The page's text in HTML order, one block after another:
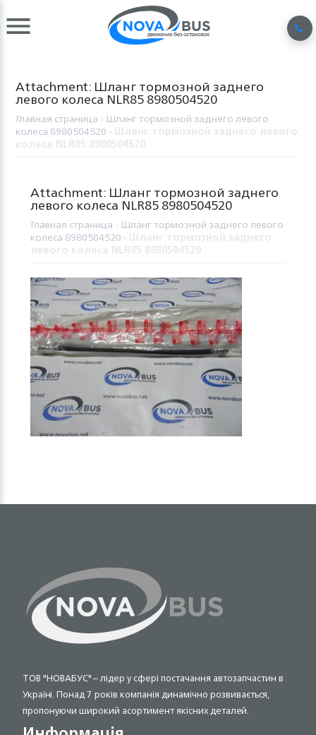
Attachment: Шланг тормозной заднего
левого колеса NLR85 8980504520
Главная страница Шланг тормозной заднего левого
колеса 8980504520
Attachment: Шланг тормозной заднего
левого колеса NLR85 8980504520
Главная страница Шланг тормозной заднего левого
колеса 8980504520
ТОВ "НОВАБУС" – лідер у сфері постачання автозапчастин в
Україні. Понад 7 років компанія динамічно розвивається,
пропонуючи широкий асортимент якісних деталей.